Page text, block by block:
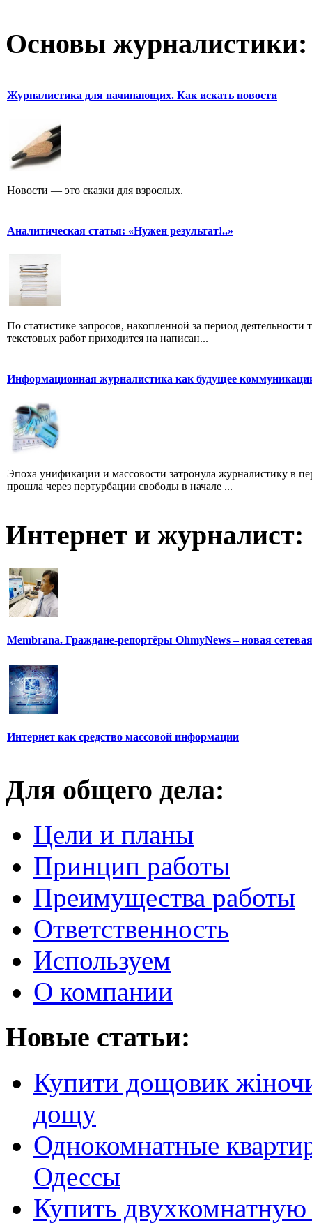
Основы журналистики:
Журналистика для начинающих. Как искать новости
Новости — это сказки для взрослых.
Аналитическая статья: «Нужен результат!..»
По статистике запросов, накопленной за период
текстовых работ приходится на написан...
Информационная журналистика как будущее
Эпоха унификации и массовости затронула журналистику в
прошла через пертурбации свободы в начале ...
Интернет и журналист:
Membrana. Граждане-репортёры OhmyNews – новая
Интернет как средство массовой информации
Для общего дела:
Цели и планы
Принцип работы
Преимущества работы
Ответственность
Используем
О компании
Новые статьи:
Купити дощовик
дощу
Однокомнатные
Одессы
Купить